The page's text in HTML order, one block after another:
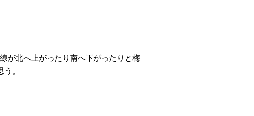
が北へ上がったり南へ下がったりと梅
。